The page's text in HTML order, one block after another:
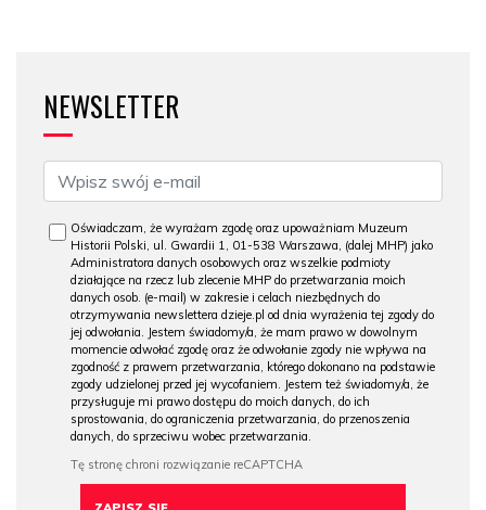
NEWSLETTER
Oświadczam, że wyrażam zgodę oraz upoważniam Muzeum
Historii Polski, ul. Gwardii 1, 01-538 Warszawa, (dalej MHP) jako
Administratora danych osobowych oraz wszelkie podmioty
działające na rzecz lub zlecenie MHP do przetwarzania moich
danych osob. (e-mail) w zakresie i celach niezbędnych do
otrzymywania newslettera dzieje.pl od dnia wyrażenia tej zgody do
jej odwołania. Jestem świadomy/a, że mam prawo w dowolnym
momencie odwołać zgodę oraz że odwołanie zgody nie wpływa na
zgodność z prawem przetwarzania, którego dokonano na podstawie
zgody udzielonej przed jej wycofaniem. Jestem też świadomy/a, że
przysługuje mi prawo dostępu do moich danych, do ich
sprostowania, do ograniczenia przetwarzania, do przenoszenia
danych, do sprzeciwu wobec przetwarzania.